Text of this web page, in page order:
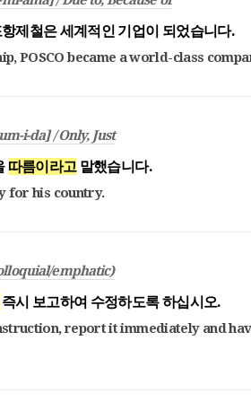
제철은 세계적인 기업이 되었습니다.
POSCO became a world-class
i-da] / Only, Just
따름이라고말했습니다.
for his country.
emphatic)
시 보고하여 수정하도록 하십시오.
report it immediately and